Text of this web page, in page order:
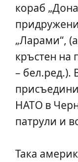
кораб
„Ларами“,
кръстен на
– бел.ред.).
НАТО в
патрули и
Така